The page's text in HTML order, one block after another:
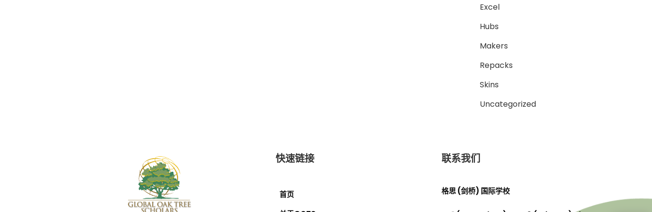
Excel
Hubs
Makers
Repacks
Skins
Uncategorized
快速链接
首页
联系我们
格思 (剑桥) 国际学校